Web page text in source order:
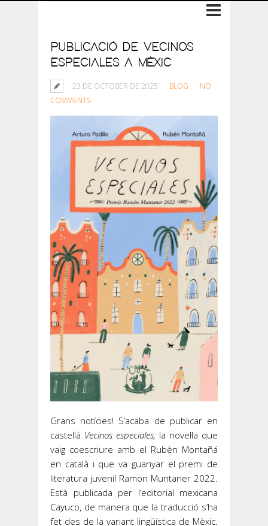
PUBLICACIÓ DE VECINOS
ESPECIALES A MÈXIC
23 DE OCTOBER DE 2025 BLOG
NO
COMMENTS
Grans notícies! S’acaba de publicar en
castellà Vecinos especiales, la novel·la que
vaig coescriure amb el Rubèn Montañá
en català i que va guanyar el premi de
literatura juvenil Ramon Muntaner 2022.
Està publicada per l’editorial mexicana
Cayuco, de manera que la traducció s’ha
fet des de la variant lingüística de Mèxic.